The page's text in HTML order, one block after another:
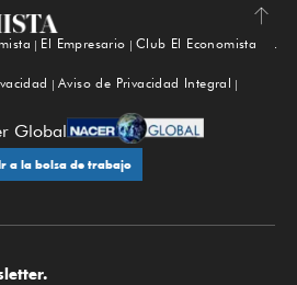
Subir
El Empresario
Club El Economista
Aviso de Privacidad Integral
Global
a la bolsa de trabajo